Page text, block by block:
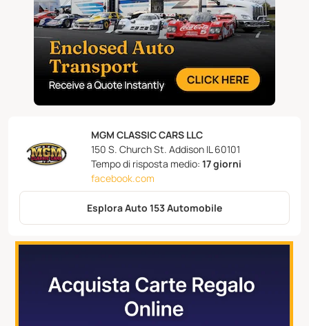
MGM CLASSIC CARS LLC
150 S. Church St. Addison IL 60101
Tempo di risposta medio: 17 giorni
facebook.com
Esplora Auto 153 Automobile